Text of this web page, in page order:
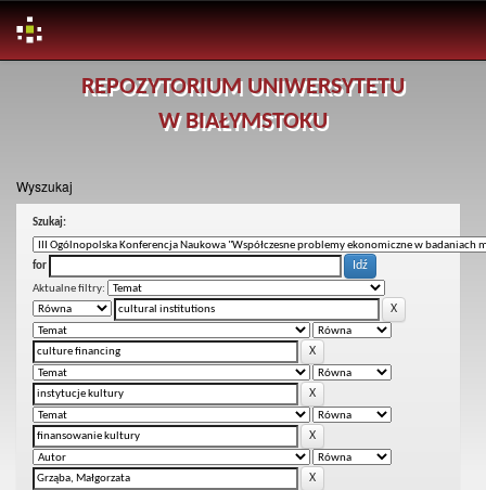
REPOZYTORIUM UNIWERSYTETU
W BIAŁYMSTOKU
Wyszukaj
Szukaj:
for
Aktualne filtry: